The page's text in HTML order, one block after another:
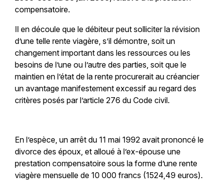
compensatoire.
Il en découle que le débiteur peut solliciter la révision
d’une telle rente viagère, s’il démontre, soit un
changement important dans les ressources ou les
besoins de l’une ou l’autre des parties, soit que le
maintien en l’état de la rente procurerait au créancier
un avantage manifestement excessif au regard des
critères posés par l’article 276 du Code civil.
En l’espèce, un arrêt du 11 mai 1992 avait prononcé le
divorce des époux, et alloué à l’ex-épouse une
prestation compensatoire sous la forme d’une rente
viagère mensuelle de 10 000 francs (1524,49 euros).